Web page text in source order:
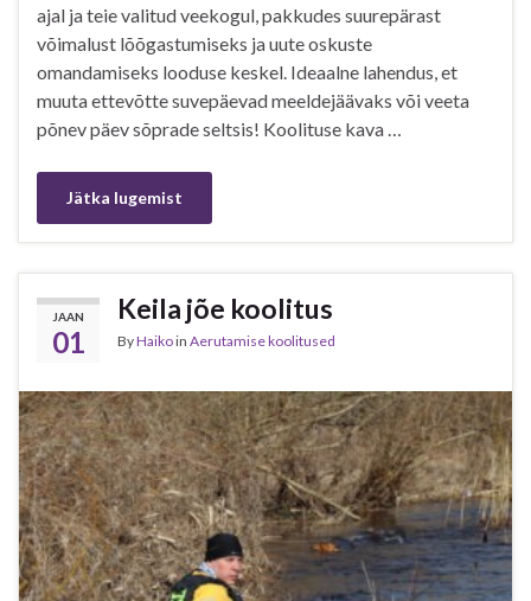
ajal ja teie valitud veekogul, pakkudes suurepärast
võimalust lõõgastumiseks ja uute oskuste
omandamiseks looduse keskel. Ideaalne lahendus, et
muuta ettevõtte suvepäevad meeldejäävaks või veeta
põnev päev sõprade seltsis! Koolituse kava …
Jätka lugemist
JAAN
01
Keila jõe koolitus
ByHaikoin Aerutamise koolitused